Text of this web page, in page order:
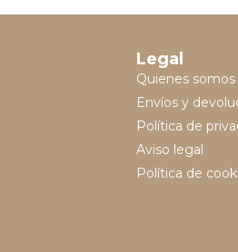
Legal
Quienes somos
Envíos y
Política de
Aviso legal
Política de